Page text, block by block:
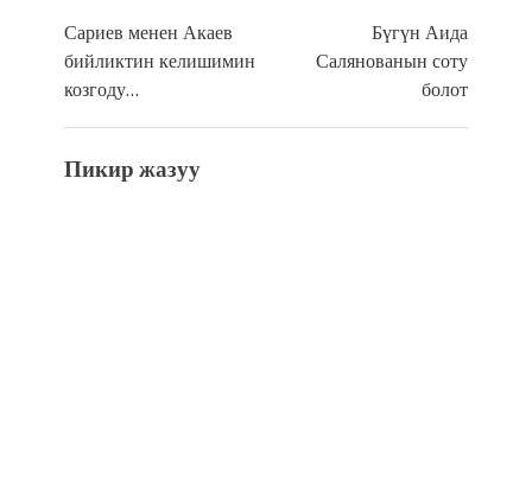
Сариев менен Акаев
бийликтин келишимин
козгоду…
Бүгүн Аида
Салянованын соту
болот
Пикир жазуу